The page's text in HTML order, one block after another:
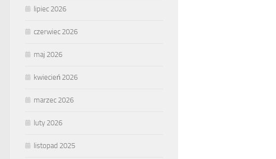
lipiec 2026
czerwiec 2026
maj 2026
kwiecień 2026
marzec 2026
luty 2026
listopad 2025